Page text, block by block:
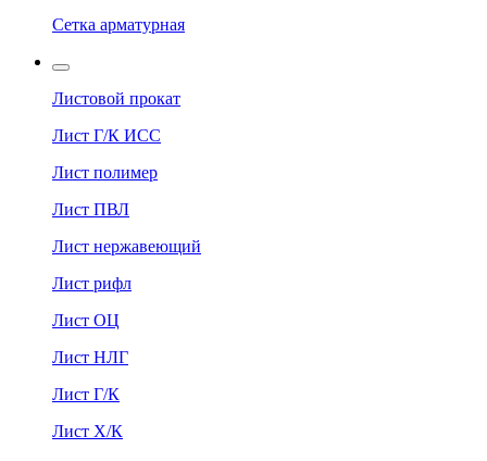
Сетка арматурная
Листовой прокат
Лист Г/К ИСС
Лист полимер
Лист ПВЛ
Лист нержавеющий
Лист рифл
Лист ОЦ
Лист НЛГ
Лист Г/К
Лист Х/К